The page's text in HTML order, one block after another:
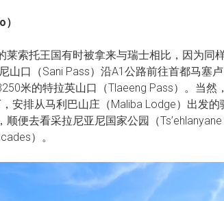
莱索托王国有时被拿来与瑞士相比，因为同
山口（Sani Pass）沿A1公路前往首都马塞
米的特拉英山口（Tlaeeng Pass）。当然
安排从马利巴山庄（Maliba Lodge）出发
顺便去看采拉尼亚尼国家公园（
）。